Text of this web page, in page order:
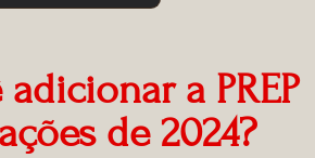
a PREP
de 2024?